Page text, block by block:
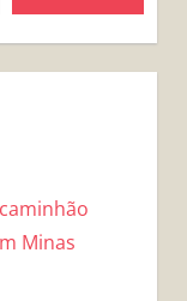
Minas